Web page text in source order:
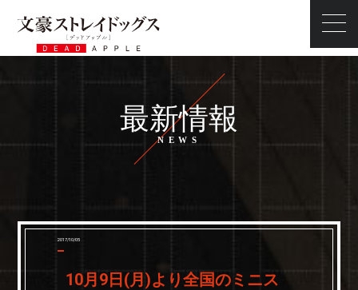
ストーリー
スタッフ・キャスト
タイアップ
最新情報
2017/10/05
10月9日(月)より全国のミニス